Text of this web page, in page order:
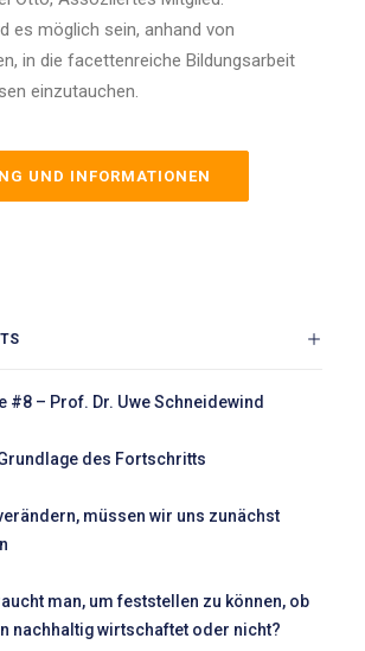
es möglich sein, anhand von
in die facettenreiche Bildungsarbeit
einzutauchen.
UND INFORMATIONEN
#8 – Prof. Dr. Uwe Schneidewind
des Fortschritts
müssen wir uns zunächst
man, um feststellen zu können, ob
nachhaltig wirtschaftet oder nicht?